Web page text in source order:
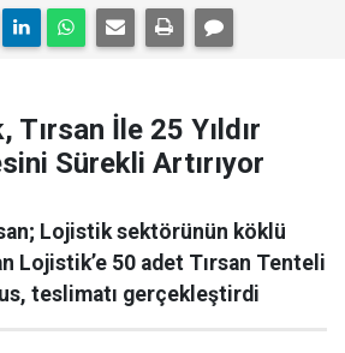
İle 25 Yıldır
Sürekli Artırıyor
Lojistik sektörünün köklü
Lojistik’e 50 adet Tırsan Tenteli
teslimatı gerçekleştirdi